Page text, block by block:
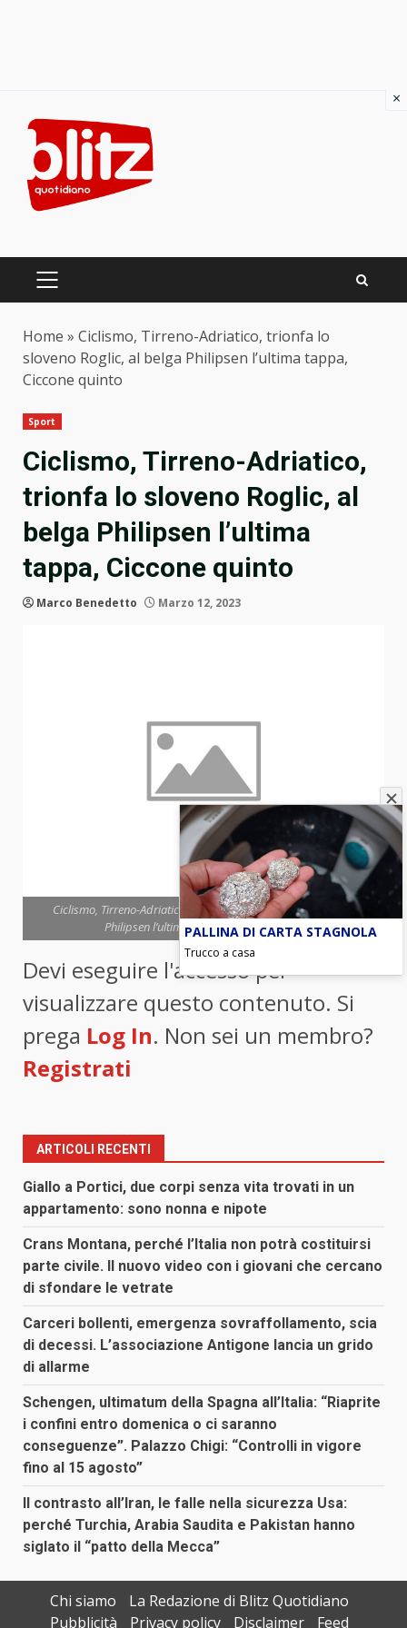
content
PRIMARY
Home » Ciclismo, Tirreno-Adriatico, trionfa lo
sloveno Roglic, al belga Philipsen l’ultima tappa,
Ciccone quinto
Sport
Ciclismo, Tirreno-Adriatico,
trionfa lo sloveno Roglic, al
belga Philipsen l’ultima
tappa, Ciccone quinto
Marco Benedetto Marzo 12, 2023
Ciclismo, Tirreno-Adriatico, trionfa lo sloveno Roglic, al belga
Philipsen l’ultima tappa, Ciccone quinto
Devi eseguire l'accesso per
visualizzare questo contenuto. Si
prega Log In. Non sei un membro?
Registrati
ARTICOLI RECENTI
Giallo a Portici, due corpi senza vita trovati in un
appartamento: sono nonna e nipote
Crans Montana, perché l’Italia non potrà costituirsi
parte civile. Il nuovo video con i giovani che cercano
di sfondare le vetrate
Carceri bollenti, emergenza sovraffollamento, scia
di decessi. L’associazione Antigone lancia un grido
di allarme
Schengen, ultimatum della Spagna all’Italia: “Riaprite
i confini entro domenica o ci saranno
conseguenze”. Palazzo Chigi: “Controlli in vigore
fino al 15 agosto”
Il contrasto all’Iran, le falle nella sicurezza Usa:
perché Turchia, Arabia Saudita e Pakistan hanno
siglato il “patto della Mecca”
Chi siamo
La Redazione di Blitz Quotidiano
Pubblicità
Privacy policy Disclaimer Feed
×
PALLINA DI CARTA STAGNOLA
Trucco a casa